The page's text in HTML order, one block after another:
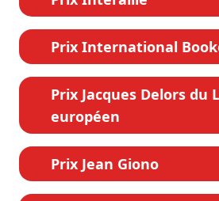
Prix International
Prix Jacques Delors du
européen
Prix Jean Giono